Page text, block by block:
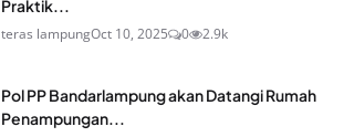
Praktik...
teras lampungOct 10, 2025 0 2.9k
Pol PP Bandarlampung akan Datangi Rumah
Penampungan...